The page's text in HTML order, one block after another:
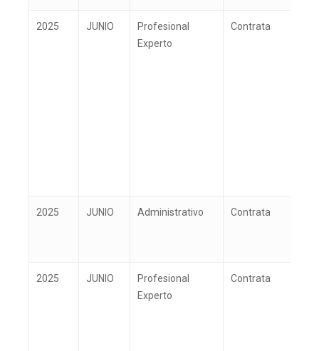
2025 JUNIO
Profesional
Experto
Contrata
2025 JUNIO Administrativo Contrata
2025 JUNIO
Profesional
Experto
Contrata